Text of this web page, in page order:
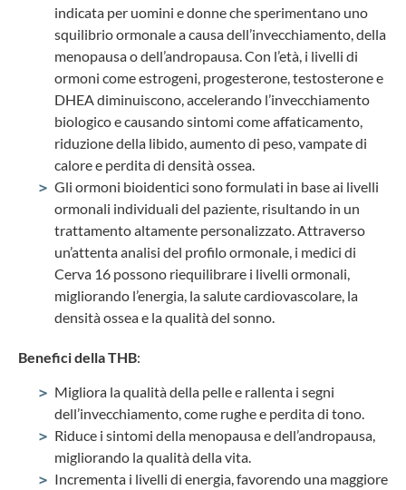
indicata per uomini e donne che sperimentano uno
squilibrio ormonale a causa dell’invecchiamento, della
menopausa o dell’andropausa. Con l’età, i livelli di
ormoni come estrogeni, progesterone, testosterone e
DHEA diminuiscono, accelerando l’invecchiamento
biologico e causando sintomi come affaticamento,
riduzione della libido, aumento di peso, vampate di
calore e perdita di densità ossea.
Gli ormoni bioidentici sono formulati in base ai livelli
ormonali individuali del paziente, risultando in un
trattamento altamente personalizzato. Attraverso
un’attenta analisi del profilo ormonale, i medici di
Cerva 16 possono riequilibrare i livelli ormonali,
migliorando l’energia, la salute cardiovascolare, la
densità ossea e la qualità del sonno.
Benefici della THB:
Migliora la qualità della pelle e rallenta i segni
dell’invecchiamento, come rughe e perdita di tono.
Riduce i sintomi della menopausa e dell’andropausa,
migliorando la qualità della vita.
Incrementa i livelli di energia, favorendo una maggiore